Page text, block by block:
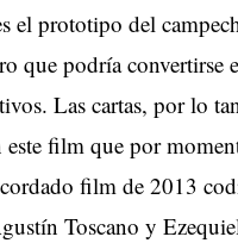
el prototipo del
que podría convertirse
Las cartas, por lo
este film que por
film de 2013
Toscano y